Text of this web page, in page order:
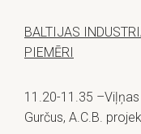
BALTIJAS
PIEMĒRI
11.20-11.35
Gurčus, A.C.B.